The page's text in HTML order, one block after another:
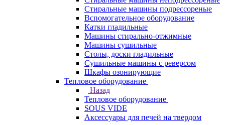
Cтиральные машины подрессореные
Вспомогательное оборудование
Катки гладильные
Машины стирально-отжимные
Машины сушильные
Столы, доски гладильные
Сушильные машины с реверсом
Шкафы озонирующие
Тепловое оборудование
Назад
Тепловое оборудование
SOUS VIDE
Аксессуары для печей на твердом